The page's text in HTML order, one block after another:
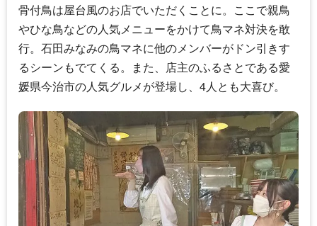
骨付鳥は屋台風のお店でいただくことに。ここで親鳥
やひな鳥などの人気メニューをかけて鳥マネ対決を敢
行。 石田みなみの鳥マネに他のメンバーがドン引きす
るシーンもでてくる。また、店主のふるさとである愛
媛県今治市の人気グルメが登場し、4人とも大喜び。